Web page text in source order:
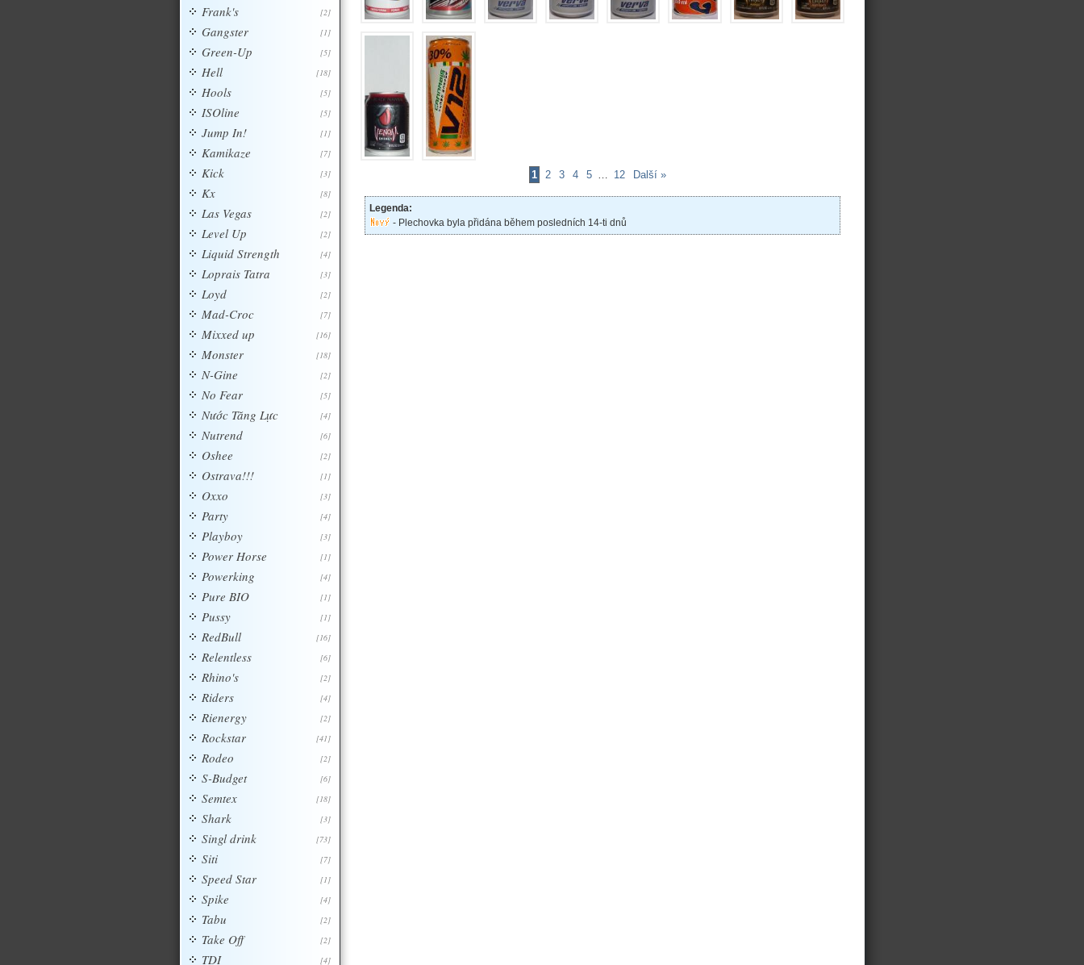
1 2 3 4 5 … 12 Další »
Legenda:
- Plechovka byla přidána během posledních 14-ti dnů
[2]
Frank's
[1]
Gangster
[5]
Green-Up
[18]
Hell
[5]
Hools
[5]
ISOline
[1]
Jump In!
[7]
Kamikaze
[3]
Kick
[8]
Kx
[2]
Las Vegas
[2]
Level Up
[4]
Liquid Strength
[3]
Loprais Tatra
[2]
Loyd
[7]
Mad-Croc
[16]
Mixxed up
[18]
Monster
[2]
N-Gine
[5]
No Fear
[4]
Nước Tăng Lực
[6]
Nutrend
[2]
Oshee
[1]
Ostrava!!!
[3]
Oxxo
[4]
Party
[3]
Playboy
[1]
Power Horse
[4]
Powerking
[1]
Pure BIO
[1]
Pussy
[16]
RedBull
[6]
Relentless
[2]
Rhino's
[4]
Riders
[2]
Rienergy
[41]
Rockstar
[2]
Rodeo
[6]
S-Budget
[18]
Semtex
[3]
Shark
[73]
Singl drink
[7]
Siti
[1]
Speed Star
[4]
Spike
[2]
Tabu
[2]
Take Off
[4]
TDI